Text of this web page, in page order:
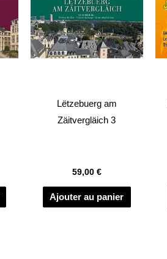
Lëtzebuerg am
Zäitvergläich 3
59,00 €
Ajouter au panier